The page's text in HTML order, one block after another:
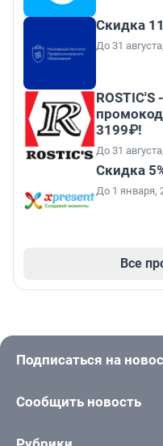
Скидка
До 31
ROSTIC'S
3199₽!
До 31
Скидка
До 1 января,
Все
Подписаться на
Сообщить новость